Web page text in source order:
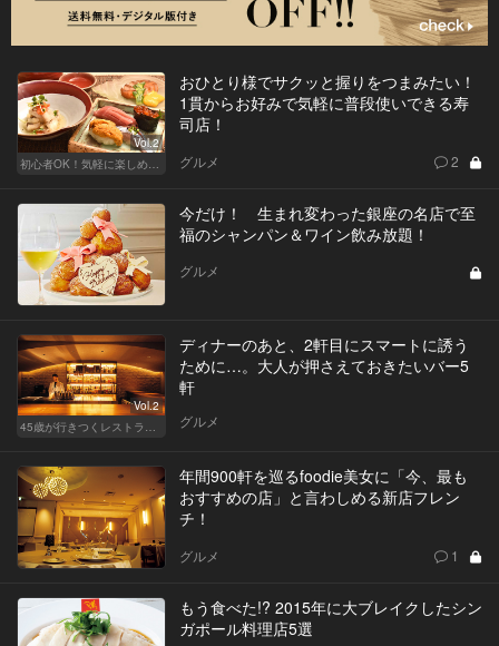
Vol.2
初心者OK！気軽に楽しめる鮨の人気店
おひとり様でサクッと握りをつまみたい！
1貫からお好みで気軽に普段使いできる寿
司店！
グルメ 2
今だけ！ 生まれ変わった銀座の名店で至
福のシャンパン＆ワイン飲み放題！
グルメ
Vol.2
45歳が行きつくレストラン＆バー
ディナーのあと、2軒目にスマートに誘う
ために…。大人が押さえておきたいバー5
軒
グルメ
年間900軒を巡るfoodie美女に「今、最も
おすすめの店」と言わしめる新店フレン
チ！
グルメ 1
もう食べた!? 2015年に大ブレイクしたシン
ガポール料理店5選